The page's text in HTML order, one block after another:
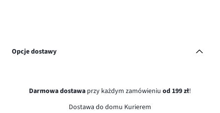
Opcje dostawy
Darmowa dostawa przy każdym zamówieniu od 199 zł!
Dostawa do domu Kurierem